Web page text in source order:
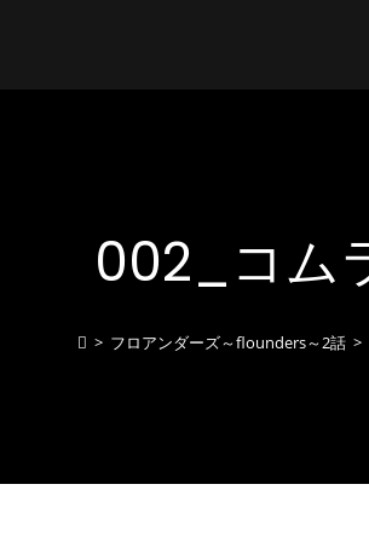
002_コム
> フロアンダーズ～flounders～2話 >